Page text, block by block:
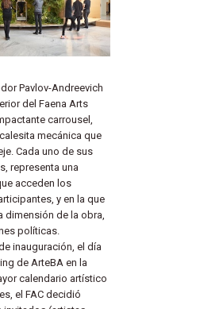
Pavlov-Andreevich
del Faena Arts
carrousel,
mecánica que
Cada uno de sus
representa una
acceden los
y en la que
dimensión de la obra,
políticas.
inauguración, el día
de ArteBA en la
calendario artístico
el FAC decidió